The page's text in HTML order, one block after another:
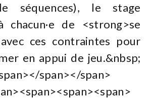
séquences), le stage
chacun·e de <strong>se
ces contraintes pour
en appui de jeu.&nbsp;
span></span>